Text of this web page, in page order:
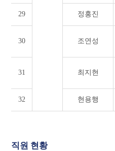
29 정홍진
30 조연성
31 최지현
32 현용행
직원 현황